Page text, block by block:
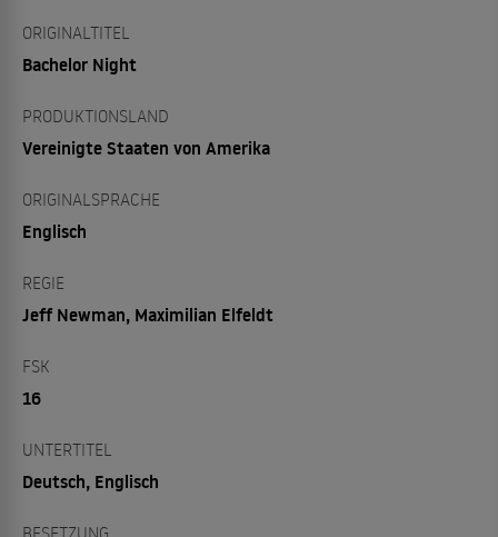
ORIGINALTITEL
Bachelor Night
PRODUKTIONSLAND
Vereinigte Staaten von Amerika
ORIGINALSPRACHE
Englisch
REGIE
Jeff Newman, Maximilian Elfeldt
FSK
16
UNTERTITEL
Deutsch, Englisch